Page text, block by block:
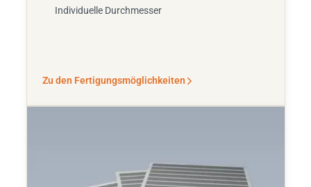
Individuelle Durchmesser
Zu den Fertigungsmöglichkeiten